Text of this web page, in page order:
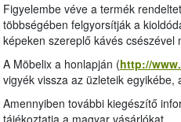
Figyelembe véve a termék
többségében felgyorsítják a
képeken szereplő kávés csészével
A Möbelix a honlapján (http://
vigyék vissza az üzleteik egyikébe,
Amennyiben további kiegészítő